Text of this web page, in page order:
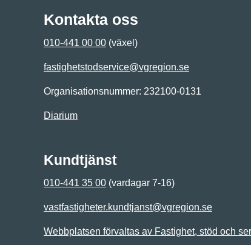
Kontakta oss
010-441 00 00 (växel)
fastighetstodservice@vgregion.se
Organisationsnummer: 232100-0131
Diarium
Kundtjänst
010-441 35 00 (vardagar 7-16)
vastfastigheter.kundtjanst@vgregion.se
Webbplatsen förvaltas av Fastighet, stöd och